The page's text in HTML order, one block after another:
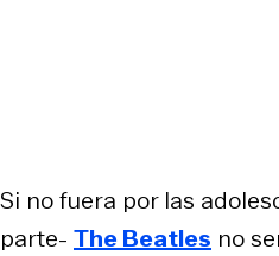
Si no fuera por las
parte- The Beatles no